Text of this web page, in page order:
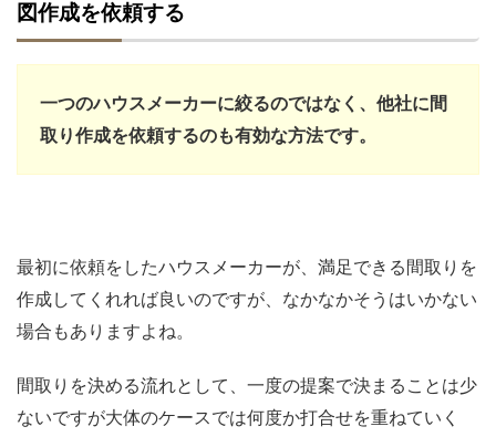
図作成を依頼する
一つのハウスメーカーに絞るのではなく、他社に間
取り作成を依頼するのも有効な方法です。
最初に依頼をしたハウスメーカーが、満足できる間取りを
作成してくれれば良いのですが、なかなかそうはいかない
場合もありますよね。
間取りを決める流れとして、一度の提案で決まることは少
ないですが大体のケースでは何度か打合せを重ねていく